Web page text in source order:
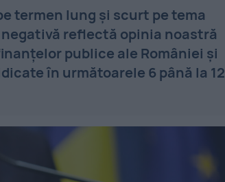
termen lung şi scurt pe tema
reflectă opinia noastră
publice ale României şi
în următoarele 6 până la 12